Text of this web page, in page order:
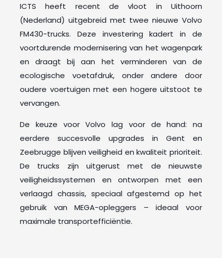
ICTS heeft recent de vloot in Uithoorn
(Nederland) uitgebreid met twee nieuwe Volvo
FM430-trucks. Deze investering kadert in de
voortdurende modernisering van het wagenpark
en draagt bij aan het verminderen van de
ecologische voetafdruk, onder andere door
oudere voertuigen met een hogere uitstoot te
vervangen.
De keuze voor Volvo lag voor de hand: na
eerdere succesvolle upgrades in Gent en
Zeebrugge blijven veiligheid en kwaliteit prioriteit.
De trucks zijn uitgerust met de nieuwste
veiligheidssystemen en ontworpen met een
verlaagd chassis, speciaal afgestemd op het
gebruik van MEGA-opleggers – ideaal voor
maximale transportefficiëntie.